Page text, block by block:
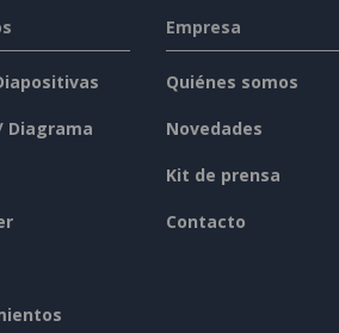
Diagrama
Empresa
Quiénes somos
Novedades
Kit de prensa
Contacto